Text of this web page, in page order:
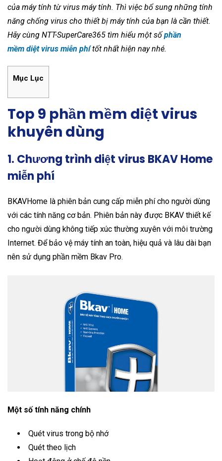
của máy tính từ virus máy tính. Thì việc bổ sung những tính
năng chống virus cho thiết bị máy tính của bạn là cần thiết.
Hãy cùng NTT-SuperCare365 tìm hiểu một sốphần
mềm diệt virus miễn phítốt nhất hiện nay nhé.
Mục Lục
Top 9 phần mềm diệt virus
khuyên dùng
1. Chương trình diệt virus BKAV Home
miễn phí
BKAVHome là phiên bản cung cấp miễn phí cho người dùng
với các tính năng cơ bản. Phiên bản này được BKAV thiết kế
cho người dùng không tiếp xúc thường xuyên với môi trường
Internet. Để bảo vệ máy tính an toàn, hiệu quả và lâu dài bạn
nên sử dụng phần mềm Bkav Pro.
Một số tính năng chính
Quét virus trong bộ nhớ
Quét theo lịch